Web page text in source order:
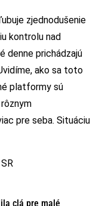
zjednodušenie
kontrolu nad
denne prichádzajú
ako sa toto
platformy sú
pre seba. Situáciu
clá pre malé